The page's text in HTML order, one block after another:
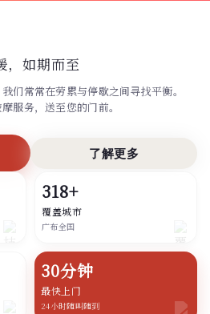
，如期而至
们常常在劳累与停歇之间寻找平衡。
服务，送至您的门前。
了解更多
318+
覆盖城市
广布全国
30分钟
最快上门
24小时随叫随到